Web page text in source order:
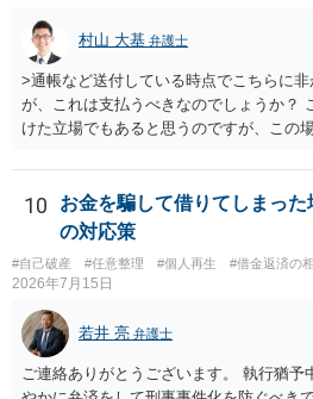
村山 大基 弁護士
>通帳など送付している時点でこちらに
が、これは支払うべきなのでしょうか？
けた立場でもあると思うのですが、この
がいいとは思います。 そもそも、特殊
は法に触れる可能性もあります。 ＞100
ことは可能でしょうか？ →一般的には難
０万円の被害を受けたとして、１円も払
たら、 できるだけ重い刑罰を与えて欲
でしょうか。 ＞弁護士さんに入ってもら
はありますか？ そこはあり得ます、ただ
分賠償に回すことも考えられるので、 兼
10
お金を騙して借りてしまっ
の対応策
#自己破産 #任意整理 #個人再生 #借金返済の
2026年7月15日
若井 亮 弁護士
ご連絡ありがとうございます。 執行猶予